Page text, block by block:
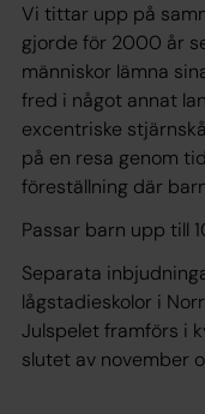
Vi tittar upp på
gjorde för 2000 år
människor lämna
fred i något annat
excentriske
på en resa genom
föreställning där
Passar barn upp till
Separata
lågstadieskolor i
Julspelet framförs i
slutet av november